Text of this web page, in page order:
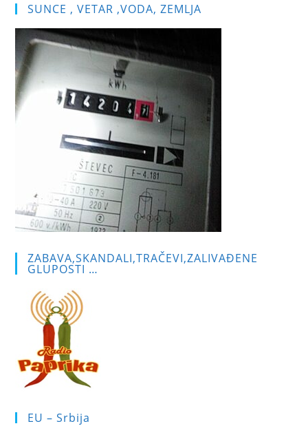
SUNCE , VETAR ,VODA, ZEMLJA
ZABAVA,SKANDALI,TRAČEVI,ZALIVAĐENE
GLUPOSTI …
EU – Srbija